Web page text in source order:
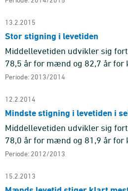
13.2.2015
Stor stigning i levetiden
Middellevetiden udvikler sig
78,5 år for mænd og 82,7 år for
været usædvanlig stor siden
Periode: 2013/2014
12.2.2014
Mindste stigning i levetiden i
Middellevetiden udvikler sig
78,0 år for mænd og 81,9 år for
er der sket en stigning på 0,12
Periode: 2012/2013
15.2.2013